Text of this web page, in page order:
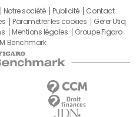
Notre société Publicité
Contact
Paramétrer les cookies
Gérer Utiq
Mentions légales
Groupe Figaro
Benchmark